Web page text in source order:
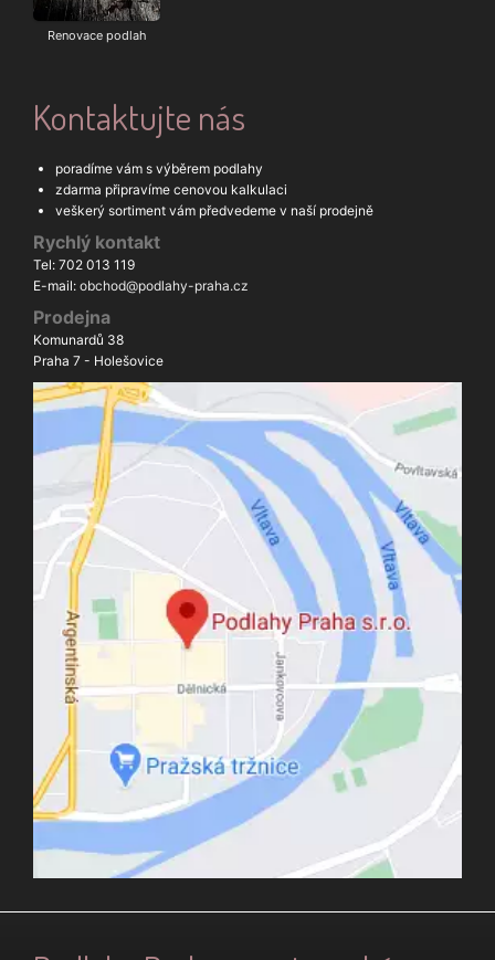
Renovace podlah
Kontaktujte nás
poradíme vám s výběrem podlahy
zdarma připravíme cenovou kalkulaci
veškerý sortiment vám předvedeme v naší prodejně
Rychlý kontakt
Tel: 702 013 119
E-mail: obchod@podlahy-praha.cz
Prodejna
Komunardů 38
Praha 7 - Holešovice